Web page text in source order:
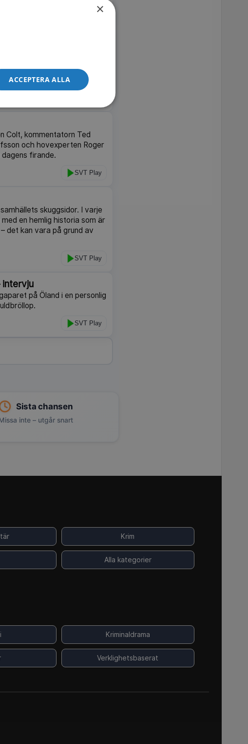
SVT Play
kampen när deras söner
Colt, kommentatorn Ted
och hovexperten Roger
dagens firande.
SVT Play
skuggsidor. I varje
en hemlig historia som är
det kan vara på grund av
SVT Play
intervju
på Öland i en personlig
SVT Play
Sista chansen
inte – utgår snart
Krim
Alla kategorier
Kriminaldrama
Verklighetsbaserat
×
ACCEPTERA ALLA